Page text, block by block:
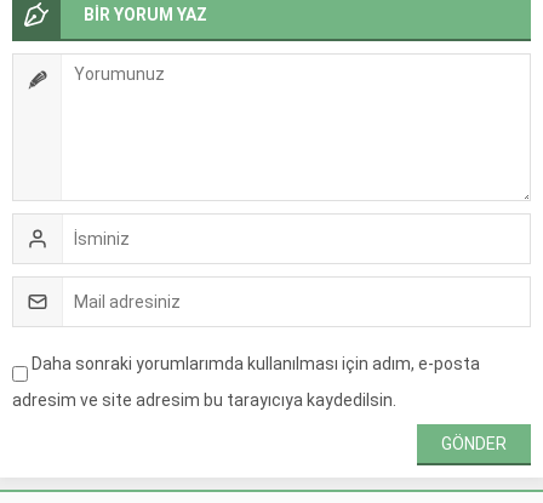
BİR YORUM YAZ
Daha sonraki yorumlarımda kullanılması için adım, e-posta
adresim ve site adresim bu tarayıcıya kaydedilsin.